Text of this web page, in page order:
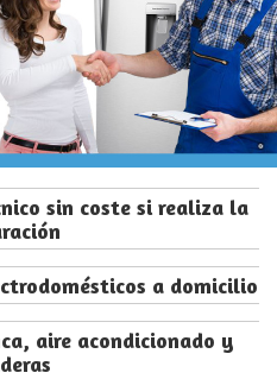
sin coste si realiza la
a domicilio
aire acondicionado y